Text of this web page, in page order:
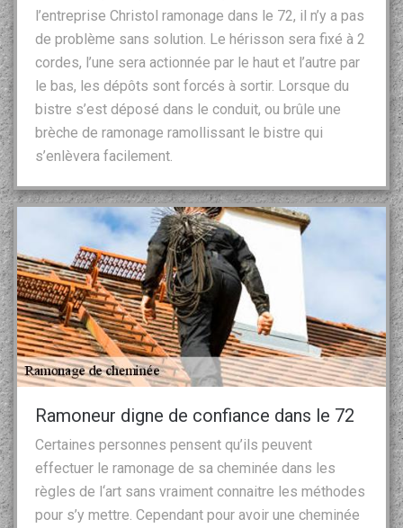
l’entreprise Christol ramonage dans le 72, il n’y a pas
de problème sans solution. Le hérisson sera fixé à 2
cordes, l’une sera actionnée par le haut et l’autre par
le bas, les dépôts sont forcés à sortir. Lorsque du
bistre s’est déposé dans le conduit, ou brûle une
brèche de ramonage ramollissant le bistre qui
s’enlèvera facilement.
Ramoneur digne de confiance dans le 72
Certaines personnes pensent qu’ils peuvent
effectuer le ramonage de sa cheminée dans les
règles de l‘art sans vraiment connaitre les méthodes
pour s’y mettre. Cependant pour avoir une cheminée